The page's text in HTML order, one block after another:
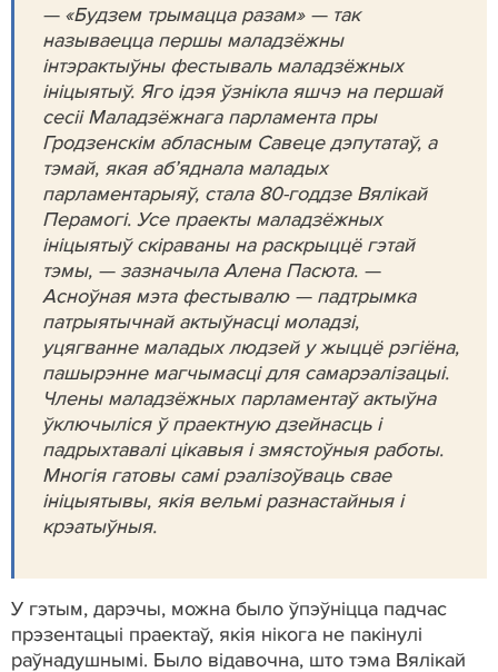
— «Будзем трымацца разам» — так
называецца першы маладзёжны
інтэрактыўны фестываль маладзёжных
ініцыятыў. Яго ідэя ўзнікла яшчэ на першай
сесіі Маладзёжнага парламента пры
Гродзенскім абласным Савеце дэпутатаў, а
тэмай, якая аб’яднала маладых
парламентарыяў, стала 80-годдзе Вялікай
Перамогі. Усе праекты маладзёжных
ініцыятыў скіраваны на раскрыццё гэтай
тэмы, — зазначыла Алена Пасюта. —
Асноўная мэта фестывалю — падтрымка
патрыятычнай актыўнасці моладзі,
уцягванне маладых людзей у жыццё рэгіёна,
пашырэнне магчымасці для самарэалізацыі.
Члены маладзёжных парламентаў актыўна
ўключыліся ў праектную дзейнасць і
падрыхтавалі цікавыя і змястоўныя работы.
Многія гатовы самі рэалізоўваць свае
ініцыятывы, якія вельмі разнастайныя і
крэатыўныя.
У гэтым, дарэчы, можна было ўпэўніцца падчас
прэзентацыі праектаў, якія нікога не пакінулі
раўнадушнымі. Было відавочна, што тэма Вялікай